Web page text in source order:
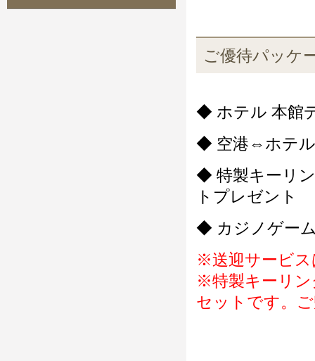
ご優待パッケ
◆ ホテル 本館
◆ 空港⇔ホテル
◆ 特製キーリ
トプレゼント
◆ カジノゲー
※送迎サービス
※特製キーリン
セットです。